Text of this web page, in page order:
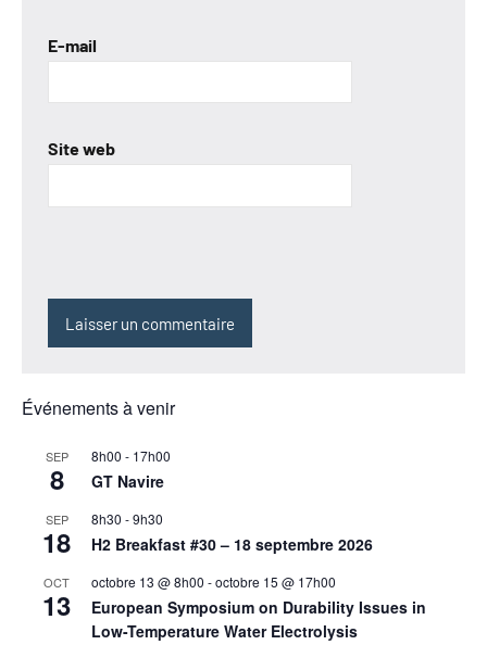
E-mail
Site web
Événements à venir
SEP
8
8h00 - 17h00
GT Navire
SEP
18
8h30 -9h30
H2 Breakfast #30 – 18 septembre 2026
OCT
13
octobre 13 @ 8h00 -octobre 15 @ 17h00
European Symposium on Durability Issues in
Low-Temperature Water Electrolysis